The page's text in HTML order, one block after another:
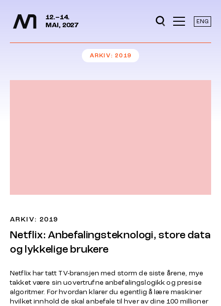
Hopp til hovedinnhold
12.–14.
MAI, 2027
ENG
ARKIV 2019
ARKIV: 2019
Netflix: Anbefalingsteknologi, store data
og lykkelige brukere
Netflix har tatt TV-bransjen med storm de siste årene, mye
takket være sin uovertrufne anbefalingslogikk og presise
algoritmer. For hvordan klarer du egentlig å lære maskiner
hvilket innhold de skal anbefale til hver av dine 100 millioner